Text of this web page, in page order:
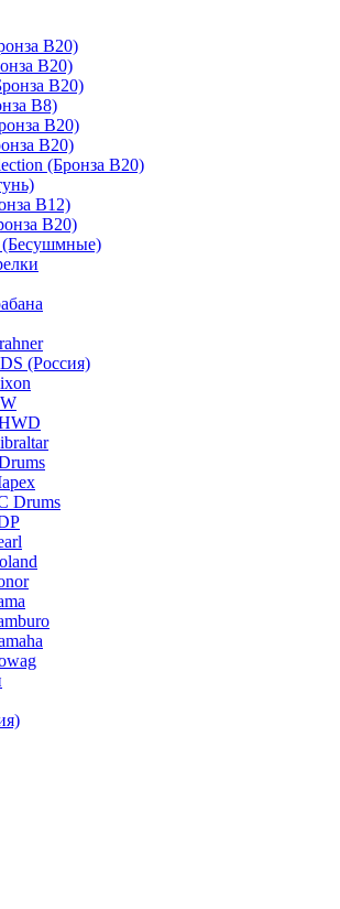
B20)
B20)
B20)
B8)
B20)
B20)
(Бронза B20)
B12)
B20)
(Бесушмные)
(Россия)
Drums